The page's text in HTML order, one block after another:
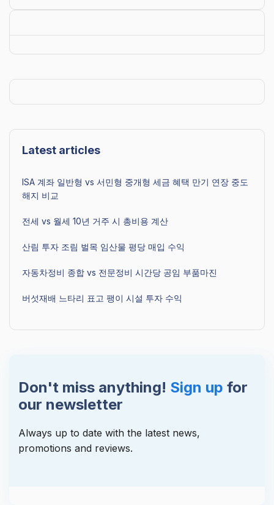
Latest articles
ISA 계좌 일반형 vs 서민형 중개형 세금 혜택 만기 연장 중도
해지 비교
전세 vs 월세 10년 거주 시 총비용 계산
산림 투자 조림 벌목 임산물 평당 매입 수익
자동차정비 종합 vs 전문정비 시간당 공임 부품마진
버섯재배 느타리 표고 팽이 시설 투자 수익
Don't miss anything! Sign up for
our newsletter
Always up to date with the latest news,
promotions and reviews.